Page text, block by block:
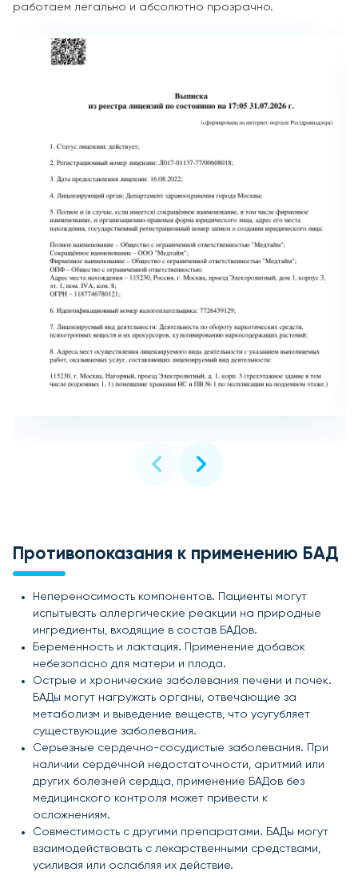
работаем легально и абсолютно прозрачно.
Противопоказания к применению БАД
Непереносимость компонентов. Пациенты могут
испытывать аллергические реакции на природные
ингредиенты, входящие в состав БАДов.
Беременность и лактация. Применение добавок
небезопасно для матери и плода.
Острые и хронические заболевания печени и почек.
БАДы могут нагружать органы, отвечающие за
метаболизм и выведение веществ, что усугубляет
существующие заболевания.
Серьезные сердечно-сосудистые заболевания. При
наличии сердечной недостаточности, аритмий или
других болезней сердца, применение БАДов без
медицинского контроля может привести к
осложнениям.
Совместимость с другими препаратами. БАДы могут
взаимодействовать с лекарственными средствами,
усиливая или ослабляя их действие.